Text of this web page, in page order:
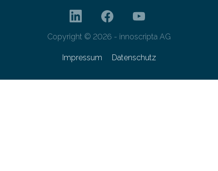
Copyright © 2026 - innoscripta AG
Impressum Datenschutz